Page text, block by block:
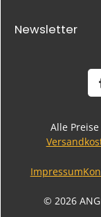
Newsletter
Alle
© 2026
Impressum